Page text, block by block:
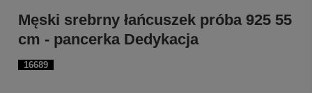
16689
Męski srebrny łańcuszek próba 925 55
cm - pancerka Dedykacja